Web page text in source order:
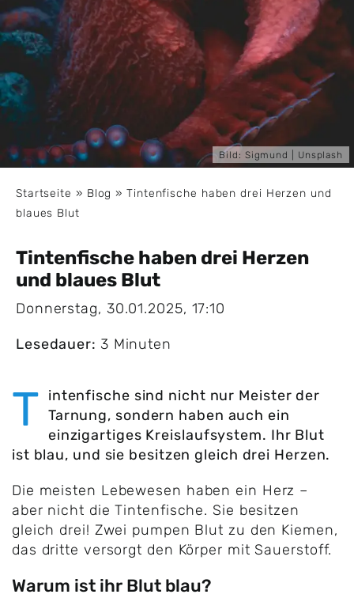
Bild: Sigmund | Unsplash
Startseite » Blog »Tintenfische haben drei Herzen und
blaues Blut
Tintenfische haben drei Herzen
und blaues Blut
Donnerstag, 30.01.2025, 17:10
Lesedauer: 3 Minuten
T intenfische sind nicht nur Meister der
Tarnung, sondern haben auch ein
einzigartiges Kreislaufsystem. Ihr Blut
ist blau, und sie besitzen gleich drei Herzen.
Die meisten Lebewesen haben ein Herz –
aber nicht die Tintenfische. Sie besitzen
gleich drei! Zwei pumpen Blut zu den Kiemen,
das dritte versorgt den Körper mit Sauerstoff.
Warum ist ihr Blut blau?